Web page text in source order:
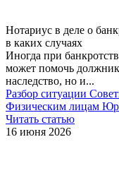
Нотариус в деле о
в каких случаях
Иногда при
может помочь
наследство, но и...
Разбор ситуации
Физическим лицам
Читать статью
16 июня 2026